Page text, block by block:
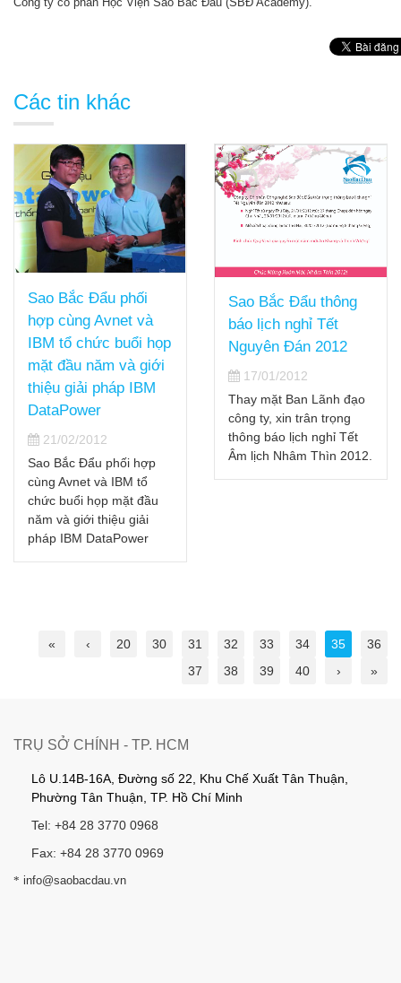
Các tin khác
Sao Bắc Đẩu phối
hợp cùng Avnet và
IBM tổ chức buổi họp
mặt đầu năm và giới
thiệu giải pháp IBM
DataPower
21/02/2012
Sao Bắc Đẩu phối hợp
cùng Avnet và IBM tổ
chức buổi họp mặt đầu
năm và giới thiệu giải
pháp IBM DataPower
Sao Bắc Đẩu thông
báo lịch nghỉ Tết
Nguyên Đán 2012
17/01/2012
Thay mặt Ban Lãnh đạo
công ty, xin trân trọng
thông báo lịch nghỉ Tết
Âm lịch Nhâm Thìn 2012.
« ‹ 20 30 31 32 33 34 35
36
37
38 39 40 › »
TRỤ SỞ CHÍNH - TP. HCM
Lô U.14B-16A, Đường số 22, Khu Chế Xuất Tân Thuận,
Phường Tân Thuận, TP. Hồ Chí Minh
Tel: +84 28 3770 0968
Fax: +84 28 3770 0969
* info@saobacdau.vn